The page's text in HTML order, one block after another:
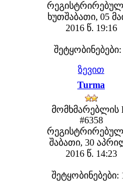
ხუთშაბათი, 05
2016 წ. 19:16
შეტყობინებები:
ზევით
Turma
მომხმარებლის
#6358
შაბათი, 30
2016 წ. 14:23
შეტყობინებები: